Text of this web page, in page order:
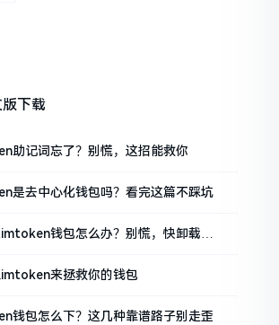
下载
助记词忘了？别慌，这招能救你
是去中心化钱包吗？看完这篇不踩坑
钱包怎么办？别慌，快卸载，
来拯救你的钱包
钱包怎么下？这几种靠谱路子别走歪